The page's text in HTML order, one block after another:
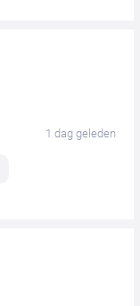
1 dag geleden